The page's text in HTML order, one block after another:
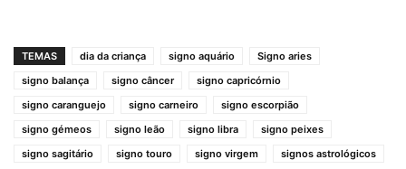
TEMAS dia da criança signo aquário
Signo aries
signo balança
signo câncer
signo capricórnio
signo caranguejo
signo carneiro
signo escorpião
signo gémeos
signo leão signo libra
signo peixes
signo sagitário
signo touro signo virgem
signos astrológicos